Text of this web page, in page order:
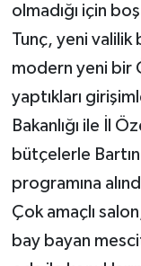
olmadığı için
Tunç, yeni valilik
modern yeni bir
yaptıkları
Bakanlığı ile İl
bütçelerle
programına
Çok amaçlı
bay bayan